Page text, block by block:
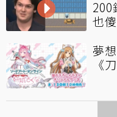
200
也
夢
《